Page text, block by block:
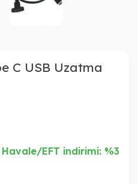
C USB Uzatma
Havale/EFT indirimi: %3